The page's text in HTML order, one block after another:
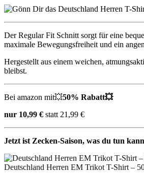
Der Regular Fit Schnitt sorgt für eine
maximale Bewegungsfreiheit und ein
Hergestellt aus einem weichen,
bleibst.
Bei amazon mit💥50% Rabatt💥
nur 10,99 € statt 21,99 €
Jetzt ist Zecken-Saison, was du tun
Deutschland Herren EM Trikot T-Shirt –